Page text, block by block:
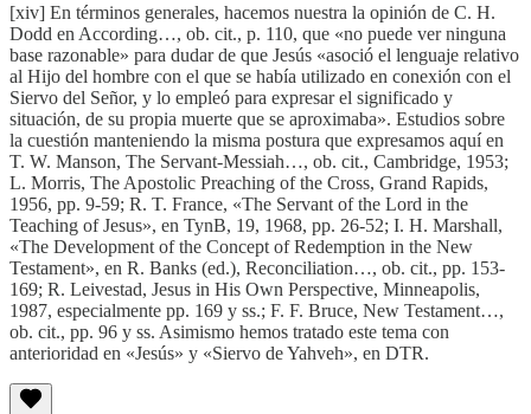
[xiv] En términos generales, hacemos nuestra la opinión de C. H.
Dodd en According…, ob. cit., p. 110, que «no puede ver ninguna
base razonable» para dudar de que Jesús «asoció el lenguaje relativo
al Hijo del hombre con el que se había utilizado en conexión con el
Siervo del Señor, y lo empleó para expresar el significado y
situación, de su propia muerte que se aproximaba». Estudios sobre
la cuestión manteniendo la misma postura que expresamos aquí en
T. W. Manson, The Servant-Messiah…, ob. cit., Cambridge, 1953;
L. Morris, The Apostolic Preaching of the Cross, Grand Rapids,
1956, pp. 9-59; R. T. France, «The Servant of the Lord in the
Teaching of Jesus», en TynB, 19, 1968, pp. 26-52; I. H. Marshall,
«The Development of the Concept of Redemption in the New
Testament», en R. Banks (ed.), Reconciliation…, ob. cit., pp. 153-
169; R. Leivestad, Jesus in His Own Perspective, Minneapolis,
1987, especialmente pp. 169 y ss.; F. F. Bruce, New Testament…,
ob. cit., pp. 96 y ss. Asimismo hemos tratado este tema con
anterioridad en «Jesús» y «Siervo de Yahveh», en DTR.